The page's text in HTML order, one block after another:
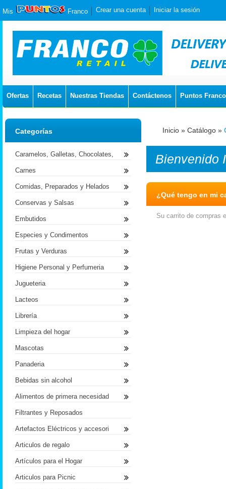
Mis Franco Crear una cuenta Iniciar la sesión
Ofertas Recetas Nuestras Tiendas Contáctenos Puntos Franco
Inicio » Catálogo »
Bienvenido
¿Qué tengo en mi
Su carrito de compras
Categorías
Caramelos, Galletas, Chocolates,
Carnes
Comidas, Preparados y Helados
Conservas y Salsas
Embutidos
Especies y Condimentos
Frutas y Verduras
Higiene Personal y Perfumeria
Jugueteria
Lacteos
Librería
Limpieza del hogar
Mascotas
Panaderia
Bebidas sin alcohol
Alimentos de primera necesidad
Filtrantes y Reposados
Artefactos Eléctricos y accesori
Articulos de regalo
Artículos para el Hogar
Articulos para Picnic